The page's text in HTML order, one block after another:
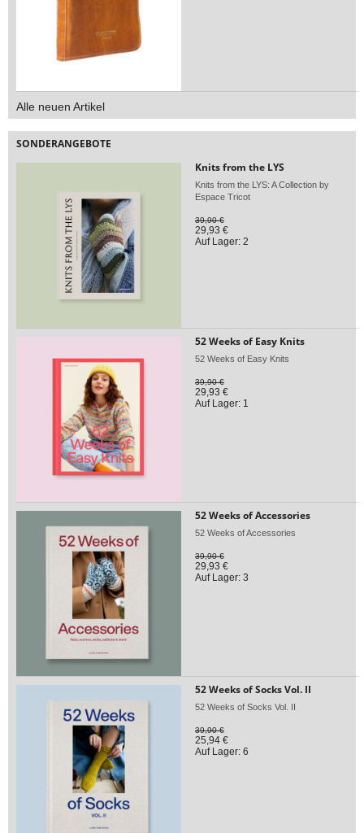
Alle neuen Artikel
SONDERANGEBOTE
Knits from the LYS
Knits from the LYS: A Collection by
Espace Tricot
39,90 €
29,93 €
Auf Lager: 2
52 Weeks of Easy Knits
52 Weeks of Easy Knits
39,90 €
29,93 €
Auf Lager: 1
52 Weeks of Accessories
52 Weeks of Accessories
39,90 €
29,93 €
Auf Lager: 3
52 Weeks of Socks Vol. II
52 Weeks of Socks Vol. II
39,90 €
25,94 €
Auf Lager: 6